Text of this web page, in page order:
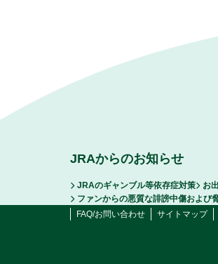
JRAからのお知らせ
JRAのギャンブル等依存症対策
お
ファンからの悪質な誹謗中傷および
FAQ/お問い合わせ
サイトマップ